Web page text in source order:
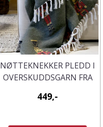
NØTTEKNEKKER PLEDD I
OVERSKUDDSGARN FRA
449,-